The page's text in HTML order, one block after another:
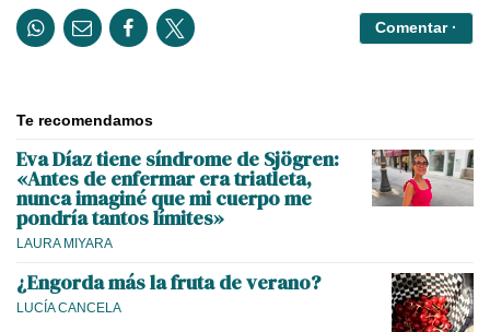
Comentar ·
Te recomendamos
Eva Díaz tiene síndrome de Sjögren:
«Antes de enfermar era triatleta,
nunca imaginé que mi cuerpo me
pondría tantos límites»
LAURA MIYARA
¿Engorda más la fruta de verano?
LUCÍA CANCELA